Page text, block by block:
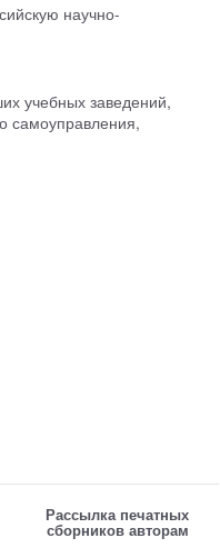
научно-
учебных заведений,
самоуправления,
Рассылка печатных
сборников авторам